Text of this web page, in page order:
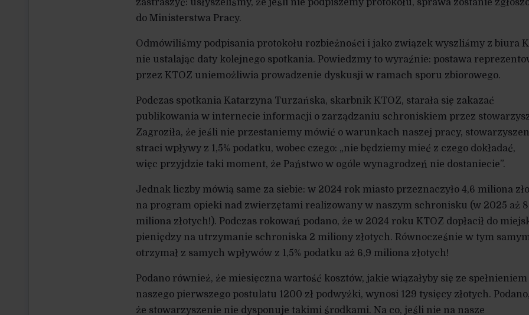
zastraszyć: usłyszeliśmy, że jeśli nie podpiszemy protokołu, sprawa zostanie
do Ministerstwa Pracy.
Odmówiliśmy podpisania protokołu rozbieżności i jako związek wyszliśmy z biura
nie ustalając daty kolejnego spotkania. Powiedzmy to wyraźnie: postawa
przez KTOZ uniemożliwia prowadzenie dyskusji w ramach sporu zbiorowego.
Podczas spotkania Katarzyna Turzańska, skarbnik KTOZ, starała się zakazać
publikowania w internecie informacji o zarządzaniu schroniskiem przez
Zagroziła, że jeśli nie przestaniemy mówić o warunkach naszej pracy,
straci wpływy z 1,5% podatku, wobec czego: „nie będziemy mieć z czego dokładać,
więc przyjdzie taki moment, że Państwo w ogóle wynagrodzeń nie dostaniecie”.
Jednak liczby mówią same za siebie: w 2024 rok miasto przeznaczyło 4,6 miliona
na program opieki nad zwierzętami realizowany w naszym schronisku (w 2025 aż
miliona złotych!). Podczas rokowań podano, że w 2024 roku KTOZ dopłacił do
pieniędzy na utrzymanie schroniska 2 miliony złotych. Równocześnie w tym
otrzymał z samych wpływów z 1,5% podatku aż 6,9 miliona złotych!
Podano również, że miesięczna wartość kosztów, jakie wiązałyby się ze spełnieniem
naszego pierwszego postulatu 1200 zł podwyżki, wynosi 129 tysięcy złotych.
że stowarzyszenie nie dysponuje takimi środkami. Na co, jeśli nie na nasze